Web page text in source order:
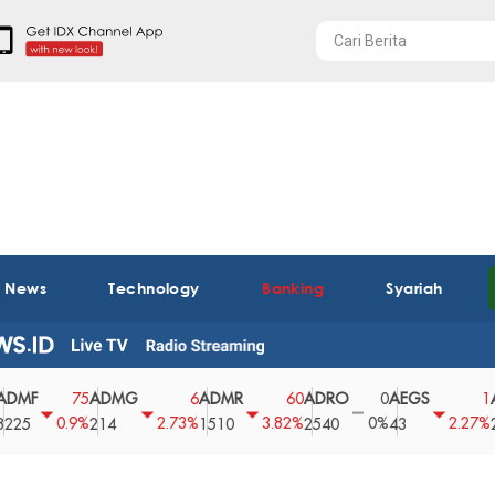
Technology Banking Syariah
75
0.9%
ADMG
214
2.73%
ADMR
1510
60
3.82%
ADRO
2540
0
0%
AEGS
43
2.27%2850